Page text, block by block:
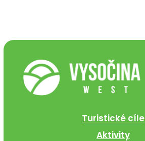
Turistické cíle
Aktivity